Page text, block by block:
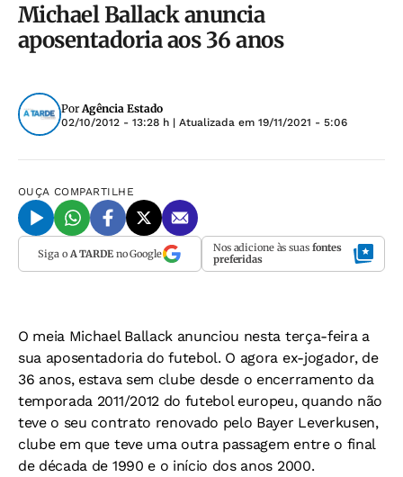
Michael Ballack anuncia
aposentadoria aos 36 anos
PorAgência Estado
02/10/2012 - 13:28 h | Atualizada em 19/11/2021 - 5:06
OUÇA COMPARTILHE
Siga o A TARDEno Google Nos adicione às suas fontes
preferidas
O meia Michael Ballack anunciou nesta terça-feira a
sua aposentadoria do futebol. O agora ex-jogador, de
36 anos, estava sem clube desde o encerramento da
temporada 2011/2012 do futebol europeu, quando não
teve o seu contrato renovado pelo Bayer Leverkusen,
clube em que teve uma outra passagem entre o final
de década de 1990 e o início dos anos 2000.